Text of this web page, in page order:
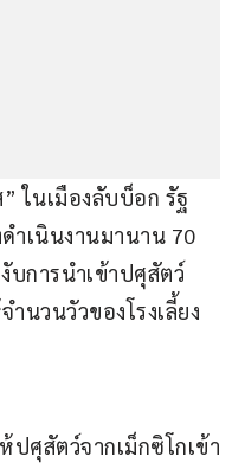
ในเมืองลับบ็อก รัฐ
ำเนินงานมานาน 70
บการนำเข้าปศุสัตว์
นวนวัวของโรงเลี้ยง
ศุสัตว์จากเม็กซิโกเข้า